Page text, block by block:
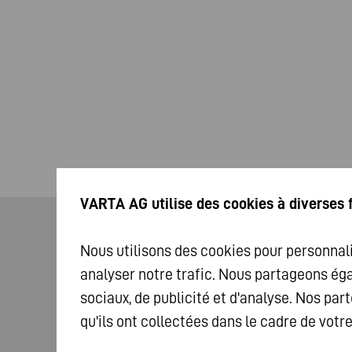
VARTA aime les rockstars
VARTA AG utilise des cookies à diverses
Nous utilisons des cookies pour
analyser notre trafic. Nous partageons
sociaux, de publicité et d'analyse. Nos
qu'ils ont collectées dans le cadre de